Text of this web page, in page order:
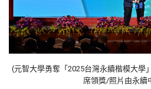
(元智大學勇奪「2025台灣永續楷模大學
席領獎/照片由永續